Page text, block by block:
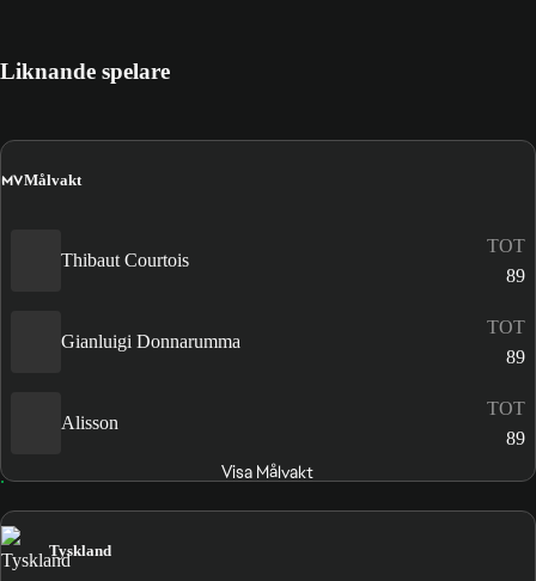
Liknande spelare
MVMålvakt
Thibaut Courtois
TOT
89
Gianluigi Donnarumma
TOT
89
Alisson
TOT
89
Visa Målvakt
Tyskland